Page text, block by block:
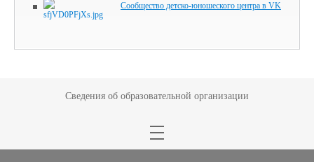
Сообщество детско-юношеского центра в VK
Сведения об образовательной организации